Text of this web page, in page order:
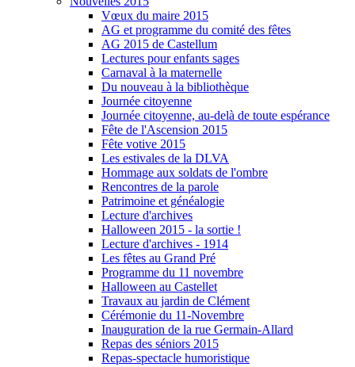
Vœux du maire 2015
AG et programme du comité des fêtes
AG 2015 de Castellum
Lectures pour enfants sages
Carnaval à la maternelle
Du nouveau à la bibliothèque
Journée citoyenne
Journée citoyenne, au-delà de toute espérance
Fête de l'Ascension 2015
Fête votive 2015
Les estivales de la DLVA
Hommage aux soldats de l'ombre
Rencontres de la parole
Patrimoine et généalogie
Lecture d'archives
Halloween 2015 - la sortie !
Lecture d'archives - 1914
Les fêtes au Grand Pré
Programme du 11 novembre
Halloween au Castellet
Travaux au jardin de Clément
Cérémonie du 11-Novembre
Inauguration de la rue Germain-Allard
Repas des séniors 2015
Repas-spectacle humoristique